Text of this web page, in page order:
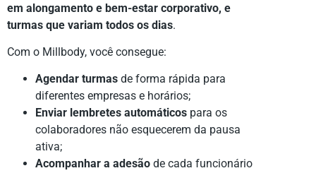
em alongamento e bem-estar corporativo, e
turmas que variam todos os dias.
Com o Millbody, você consegue:
Agendar turmas de forma rápida para
diferentes empresas e horários;
Enviar lembretes automáticos para os
colaboradores não esquecerem da pausa
ativa;
Acompanhar a adesão de cada funcionário